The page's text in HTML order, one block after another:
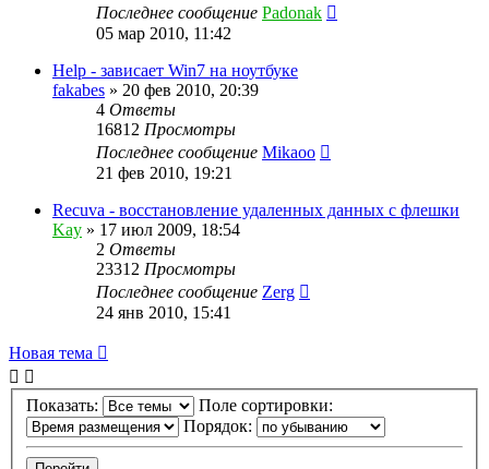
Последнее сообщение Padonak
05 мар 2010, 11:42
Help - зависает Win7 на ноутбуке
fakabes » 20 фев 2010, 20:39
4 Ответы
16812 Просмотры
Последнее сообщение Mikaoo
21 фев 2010, 19:21
Recuva - восстановление удаленных данных с флешки
Kay » 17 июл 2009, 18:54
2 Ответы
23312 Просмотры
Последнее сообщение Zerg
24 янв 2010, 15:41
Новая тема
Показать:
Поле сортировки:
Порядок: